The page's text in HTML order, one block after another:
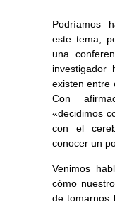
Podríamos
este tema,
una
investigador
existen entre
Con
«decidimos
con el
conocer un
Venimos
cómo
de tomarnos